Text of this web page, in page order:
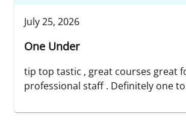
July 25, 2026
One Under
tip top tastic , great courses great
professional staff . Definitely one